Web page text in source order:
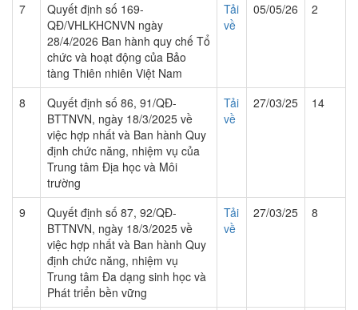
7
Quyết định số 169-
QĐ/VHLKHCNVN ngày
28/4/2026 Ban hành quy chế Tổ
chức và hoạt động của Bảo
tàng Thiên nhiên Việt Nam
Tải
về
05/05/26 2
8
Quyết định số 86, 91/QĐ-
BTTNVN, ngày 18/3/2025 về
việc hợp nhất và Ban hành Quy
định chức năng, nhiệm vụ của
Trung tâm Địa học và Môi
trường
Tải
về
27/03/25 14
9
Quyết định số 87, 92/QĐ-
BTTNVN, ngày 18/3/2025 về
việc hợp nhất và Ban hành Quy
định chức năng, nhiệm vụ
Trung tâm Đa dạng sinh học và
Phát triển bền vững
Tải
về
27/03/25 8